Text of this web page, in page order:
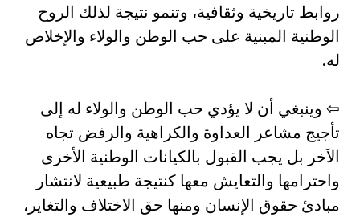
روابط تاريخية وثقافية، وتنمو نتيجة لذلك الروح
الوطنية المبنية على حب الوطن والولاء والإخلاص
له.
⇦ وينبغي أن لا يؤدي حب الوطن والولاء له إلى
تأجيج مشاعر العداوة والكراهية والرفض تجاه
الآخر بل يجب القبول بالكيانات الوطنية الأخرى
واحترامها والتعايش معها كنتيجة طبيعية لانتشار
مبادئ حقوق الإنسان ومنها حق الاختلاف والتغاير،